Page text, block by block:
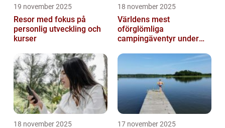
19 november 2025
Resor med fokus på
personlig utveckling och
kurser
18 november 2025
Världens mest
oförglömliga
campingäventyr under
18 november 2025 17 november 2025